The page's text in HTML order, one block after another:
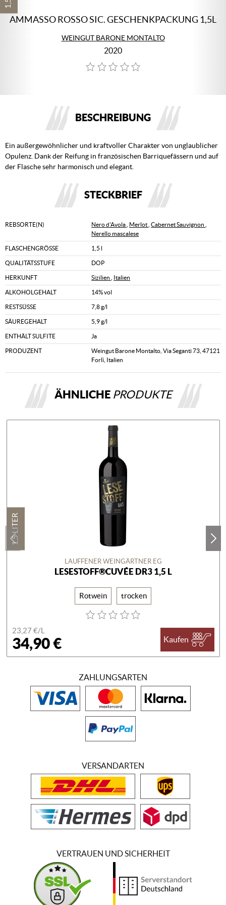
AMMASSO ROSSO SIC. GESCHENKPACKUNG 1,5L
WEINGUT BARONE MONTALTO
2020
BESCHREIBUNG
Ein außergewöhnlicher und kraftvoller Charakter von unglaublicher
Opulenz. Dank der Reifung in französischen Barriquefässern und auf
der Flasche sehr harmonisch und elegant.
STECKBRIEF
REBSORTE(N) Nero d'Avola Merlot ,Cabernet Sauvignon
Nerello mascalese
FLASCHENGRÖSSE 1,5 l
QUALITÄTSSTUFE DOP
HERKUNFT Sizilien Italien
ALKOHOLGEHALT 14% vol
RESTSÜSSE 7,8 g/l
SÄUREGEHALT 5,9 g/l
ENTHÄLT SULFITE Ja
PRODUZENT
Weingut Barone Montalto, Via Seganti 73, 47121
Forlì, Italien
ÄHNLICHE PRODUKTE
1,5 LITER
LAUFFENER WEINGÄRTNER EG
LESESTOFF®CUVÉE DR3 1,5 L
Rotwein trocken
23,27 €/L
34,90 € Kaufen
ZAHLUNGSARTEN
VERSANDARTEN
VERTRAUEN UND SICHERHEIT